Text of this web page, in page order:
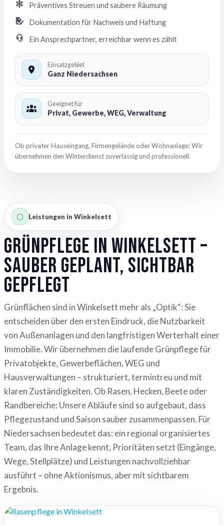
Präventives Streuen und saubere Räumung
Dokumentation für Nachweis und Haftung
Ein Ansprechpartner, erreichbar wenn es zählt
Einsatzgebiet
Ganz Niedersachsen
Geeignet für
Privat, Gewerbe, WEG, Verwaltung
Ob privater Hauseingang, Firmengelände oder Wohnanlage: Wir
übernehmen den Winterdienst zuverlässig und professionell.
Leistungen in Winkelsett
Grünpflege in Winkelsett –
sauber geplant, sichtbar
gepflegt
Grünflächen sind in Winkelsett mehr als „Optik“: Sie
entscheiden über den ersten Eindruck, die Nutzbarkeit
von Außenanlagen und den langfristigen Werterhalt einer
Immobilie. Wir übernehmen die laufende Grünpflege für
Privatobjekte, Gewerbeflächen, WEG und
Hausverwaltungen – strukturiert, termintreu und mit
klaren Zuständigkeiten. Ob Rasen, Hecken, Beete oder
Randbereiche: Unsere Abläufe sind so aufgebaut, dass
Pflegezustand und Saison sauber zusammenpassen. Für
Niedersachsen bedeutet das: ein regional organisiertes
Team, das Ihre Anlage kennt, Prioritäten setzt (Eingänge,
Wege, Stellplätze) und Leistungen nachvollziehbar
ausführt – ohne Aktionismus, aber mit sichtbarem
Ergebnis.